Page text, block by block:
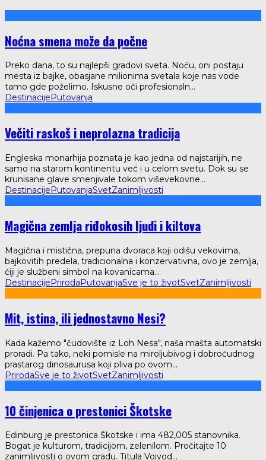
Noćna smena može da počne
Preko dana, to su najlepši gradovi sveta. Noću, oni postaju
mesta iz bajke, obasjane milionima svetala koje nas vode
tamo gde poželimo. Iskusne oči profesionaln...
DestinacijePutovanja
Večiti raskoš i neprolazna tradicija
Engleska monarhija poznata je kao jedna od najstarijih, ne
samo na starom kontinentu već i u celom svetu. Dok su se
krunisane glave smenjivale tokom viševekovne...
DestinacijePutovanjaSvetZanimljivosti
Magična zemlja riđokosih ljudi i kiltova
Magična i mistična, prepuna dvoraca koji odišu vekovima,
bajkovitih predela, tradicionalna i konzervativna, ovo je zemlja,
čiji je službeni simbol na kovanicama...
DestinacijePrirodaPutovanjaSve je to životSvetZanimljivosti
Mit, istina, ili jednostavno Nesi?
Kada kažemo "čudovište iz Loh Nesa", naša mašta automatski
proradi. Pa tako, neki pomisle na miroljubivog i dobroćudnog
prastarog dinosaurusa koji pliva po ovom...
PrirodaSve je to životSvetZanimljivosti
10 činjenica o prestonici Škotske
Edinburg je prestonica Škotske i ima 482,005 stanovnika.
Bogat je kulturom, tradicijom, zelenilom. Pročitajte 10
zanimljivosti o ovom gradu. Titula Vojvod...